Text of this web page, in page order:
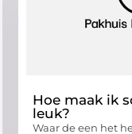
Hoe maak ik
leuk?
Waar de een het